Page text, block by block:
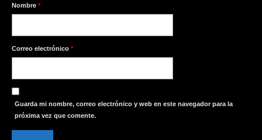
Nombre *
Correo electrónico *
Guarda mi nombre, correo electrónico y web en este navegador para la
próxima vez que comente.